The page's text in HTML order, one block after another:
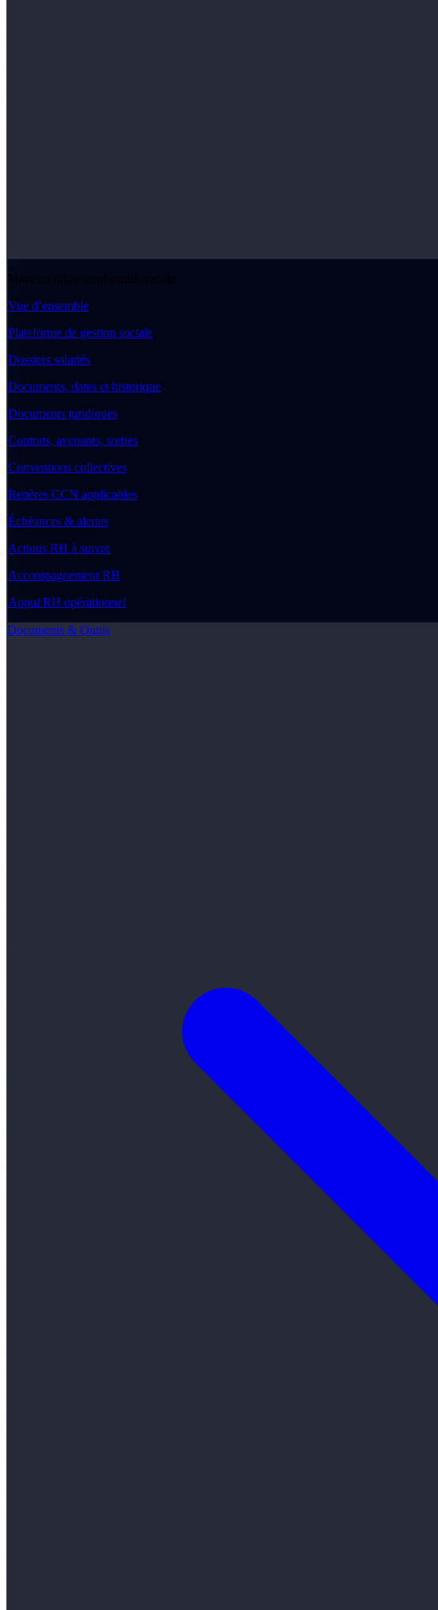
Votre co-pilote conformité sociale
Vue d’ensemble
Plateforme de gestion sociale
Dossiers salariés
Documents, dates et historique
Documents juridiques
Contrats, avenants, sorties
Conventions collectives
Repères CCN applicables
Échéances & alertes
Actions RH à suivre
Accompagnement RH
Appui RH opérationnel
Documents & Outils